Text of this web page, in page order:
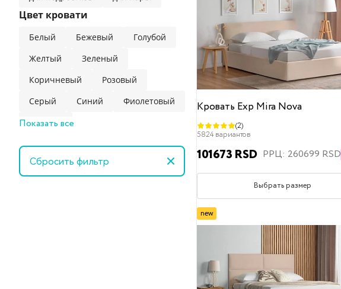
Цвет кровати
Белый Бежевый
Голубой
Желтый
Зеленый
Коричневый
Розовый
Серый
Синий
Фиолетовый
Черный
Искусственная замша
Показать все
Сбросить фильтр
Кровать Exp Mira Nova
(2)
5824 вариантов
101673 RSD РРЦ: 260699 RSD
Выбрать размер
new